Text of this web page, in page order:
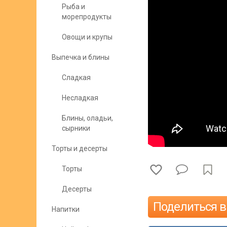
Рыба и
морепродукты
Овощи и крупы
Выпечка и блины
Сладкая
Несладкая
Блины, оладьи,
сырники
Торты и десерты
Торты
Десерты
Напитки Поделиться